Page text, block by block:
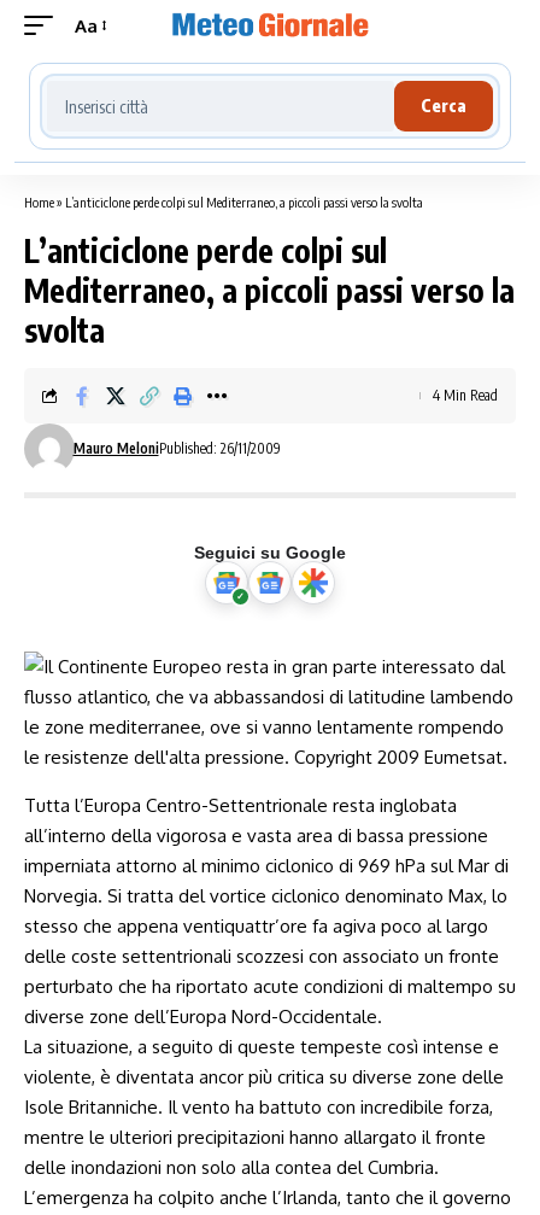
Aa
Cerca località meteo
Cerca
Home» L’anticiclone perde colpi sul Mediterraneo, a piccoli passi verso la svolta
L’anticiclone perde colpi sul
Mediterraneo, a piccoli passi verso la
svolta
Mauro MeloniPublished: 26/11/2009
4 Min Read
Seguici su Google
Tutta l’Europa Centro-Settentrionale resta inglobata
all’interno della vigorosa e vasta area di bassa pressione
imperniata attorno al minimo ciclonico di 969 hPa sul Mar di
Norvegia. Si tratta del vortice ciclonico denominato Max, lo
stesso che appena ventiquattr’ore fa agiva poco al largo
delle coste settentrionali scozzesi con associato un fronte
perturbato che ha riportato acute condizioni di maltempo su
diverse zone dell’Europa Nord-Occidentale.
La situazione, a seguito di queste tempeste così intense e
violente, è diventata ancor più critica su diverse zone delle
Isole Britanniche. Il vento ha battuto con incredibile forza,
mentre le ulteriori precipitazioni hanno allargato il fronte
delle inondazioni non solo alla contea del Cumbria.
L’emergenza ha colpito anche l’Irlanda, tanto che il governo